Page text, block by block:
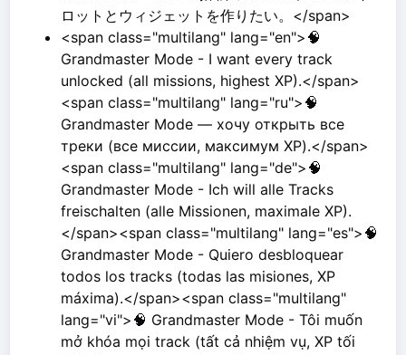
ロットとウィジェットを作りたい。</span>
<span class="multilang" lang="en">🧠
Grandmaster Mode - I want every track
unlocked (all missions, highest XP).</span>
<span class="multilang" lang="ru">🧠
Grandmaster Mode — хочу открыть все
треки (все миссии, максимум XP).</span>
<span class="multilang" lang="de">🧠
Grandmaster Mode - Ich will alle Tracks
freischalten (alle Missionen, maximale XP).
</span><span class="multilang" lang="es">🧠
Grandmaster Mode - Quiero desbloquear
todos los tracks (todas las misiones, XP
máxima).</span><span class="multilang"
lang="vi">🧠 Grandmaster Mode - Tôi muốn
mở khóa mọi track (tất cả nhiệm vụ, XP tối